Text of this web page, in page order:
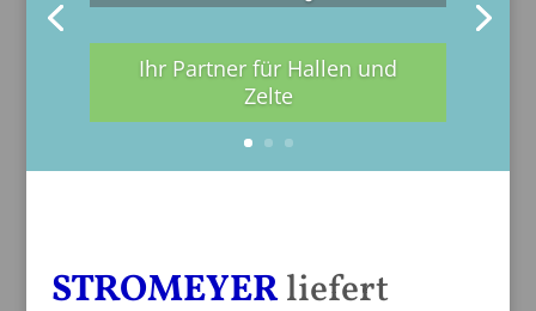
Ihr Partner für Hallen und
Zelte
STROMEYERliefert